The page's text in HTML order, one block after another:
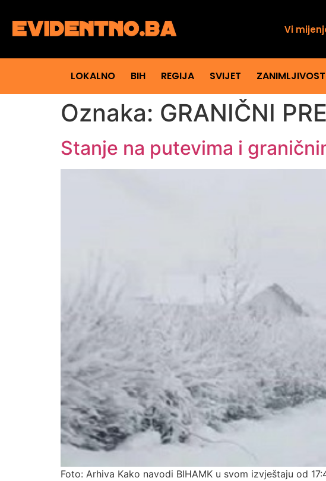
Vi
LOKALNO BIH REGIJA SVIJET
Oznaka: GRANIČNI
Stanje na putevima i
Foto: Arhiva Kako navodi BIHAMK u svom izvještaju od